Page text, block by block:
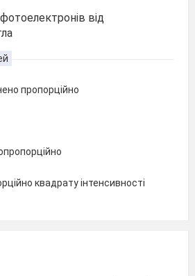
від
пропорційно
квадрату інтенсивності